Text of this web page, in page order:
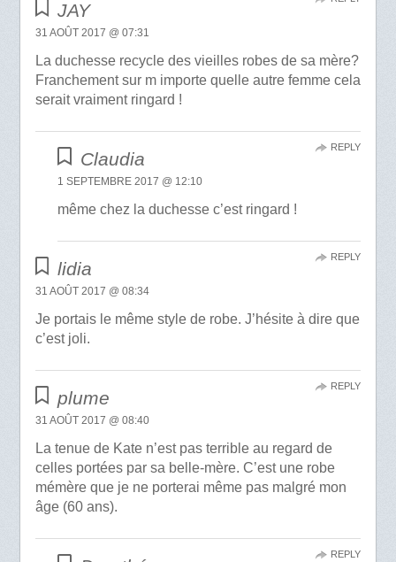
JAY
31 AOÛT 2017 @ 07:31
La duchesse recycle des vieilles robes de sa mère?
Franchement sur m importe quelle autre femme cela
serait vraiment ringard !
Claudia
1 SEPTEMBRE 2017 @ 12:10
même chez la duchesse c’est ringard !
REPLY
lidia
31 AOÛT 2017 @ 08:34
Je portais le même style de robe. J’hésite à dire que
c’est joli.
REPLY
plume
31 AOÛT 2017 @ 08:40
La tenue de Kate n’est pas terrible au regard de
celles portées par sa belle-mère. C’est une robe
mémère que je ne porterai même pas malgré mon
âge (60 ans).
REPLY
REPLY